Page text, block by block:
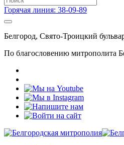
Горячая линия: 38-09-89
Белгород, Свято-Троицкий
По благословению митрополита